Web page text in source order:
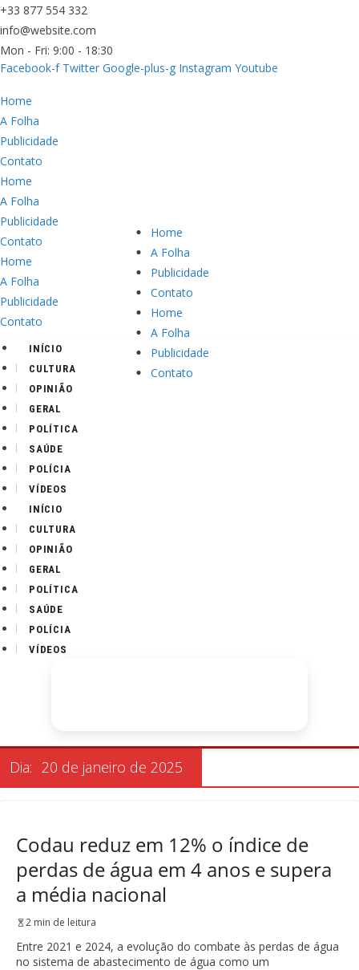
+33 877 554 332
info@website.com
Mon - Fri: 9:00 - 18:30
Facebook-f Twitter Google-plus-g Instagram Youtube
Home
A Folha
Publicidade
Contato
Home
A Folha
Publicidade
Contato
Home
A Folha
Publicidade
Contato
Home
A Folha
Publicidade
Contato
Home
A Folha
Publicidade
Contato
INÍCIO
CULTURA
OPINIÃO
GERAL
POLÍTICA
SAÚDE
POLÍCIA
VÍDEOS
INÍCIO
CULTURA
OPINIÃO
GERAL
POLÍTICA
SAÚDE
POLÍCIA
VÍDEOS
Dia: 20 de janeiro de 2025
Codau reduz em 12% o índice de
perdas de água em 4 anos e supera
a média nacional
2 min de leitura
Entre 2021 e 2024, a evolução do combate às perdas de água
no sistema de abastecimento de água como um